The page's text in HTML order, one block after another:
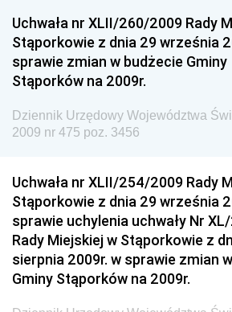
Dziennik Urzędowy Ministra
Dziennik Urzędowy Ministra Spraw
Dziennik Urzędowy Centralnego
Dziennik Urzędowy Agencji
Dziennik Urzędowy Urzędu
Rzeczypospolitej Polskiej
Dziennik Urzędowy Generalnej
Krajowych i Autostrad
Dziennik Urzędowy Ministra
Uchwała nr XLII/260/2009 Rady
Stąporkowie z dnia 29 września
sprawie zmian w budżecie Gminy
Stąporków na 2009r.
Dziennik Urzędowy Województwa
2009 nr 475 poz. 3456
Uchwała nr XLII/254/2009 Rady
Stąporkowie z dnia 29 września
sprawie uchylenia uchwały Nr
Rady Miejskiej w Stąporkowie z
sierpnia 2009r. w sprawie zmian
Gminy Stąporków na 2009r.